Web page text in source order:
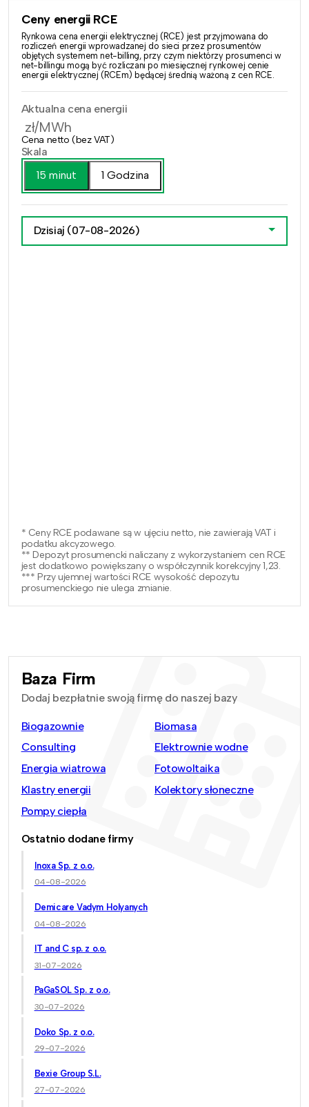
Ceny energii RCE
Rynkowa cena energii elektrycznej (RCE) jest przyjmowana do
rozliczeń energii wprowadzanej do sieci przez prosumentów
objętych systemem net-billing, przy czym niektórzy prosumenci w
net-billingu mogą być rozliczani po miesięcznej rynkowej cenie
energii elektrycznej (RCEm) będącej średnią ważoną z cen RCE.
Aktualna cena energii
zł/MWh
Cena netto (bez VAT)
Skala
15 minut
1 Godzina
Dzisiaj (07-08-2026)
* Ceny RCE podawane są w ujęciu netto, nie zawierają VAT i
podatku akcyzowego.
** Depozyt prosumencki naliczany z wykorzystaniem cen RCE
jest dodatkowo powiększany o współczynnik korekcyjny 1,23.
*** Przy ujemnej wartości RCE wysokość depozytu
prosumenckiego nie ulega zmianie.
Baza Firm
Dodaj bezpłatnie swoją firmę do naszej bazy
Biogazownie
Biomasa
Consulting
Elektrownie wodne
Energia wiatrowa
Fotowoltaika
Klastry energii
Kolektory słoneczne
Pompy ciepła
Ostatnio dodane firmy
Inoxa Sp. z o.o.
04-08-2026
Demicare Vadym Holyanych
04-08-2026
IT and C sp. z o.o.
31-07-2026
PaGaSOL Sp. z o.o.
30-07-2026
Doko Sp. z o.o.
29-07-2026
Bexie Group S.L.
27-07-2026